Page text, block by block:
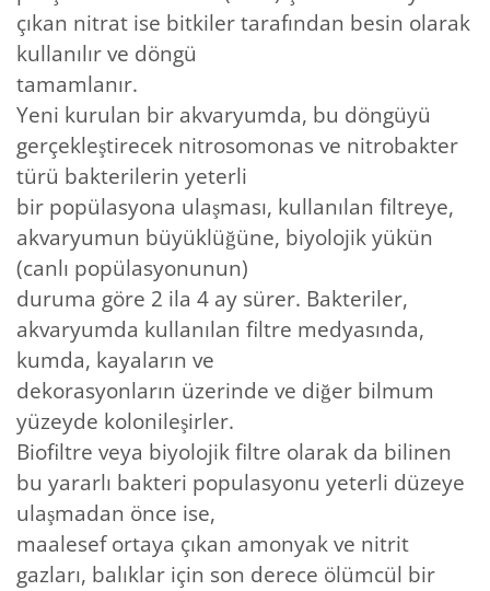
çıkan nitrat ise bitkiler tarafından besin olarak
kullanılır ve döngü
tamamlanır.
Yeni kurulan bir akvaryumda, bu döngüyü
gerçekleştirecek nitrosomonas ve nitrobakter
türü bakterilerin yeterli
bir popülasyona ulaşması, kullanılan filtreye,
akvaryumun büyüklüğüne, biyolojik yükün
(canlı popülasyonunun)
duruma göre 2 ila 4 ay sürer. Bakteriler,
akvaryumda kullanılan filtre medyasında,
kumda, kayaların ve
dekorasyonların üzerinde ve diğer bilmum
yüzeyde kolonileşirler.
Biofiltre veya biyolojik filtre olarak da bilinen
bu yararlı bakteri populasyonu yeterli düzeye
ulaşmadan önce ise,
maalesef ortaya çıkan amonyak ve nitrit
gazları, balıklar için son derece ölümcül bir